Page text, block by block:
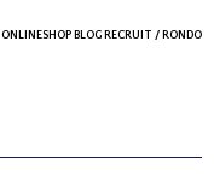
ONLINESHOP BLOG RECRUIT / RONDO